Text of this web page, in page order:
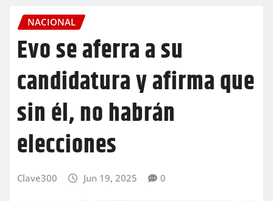
NACIONAL
Evo se aferra a su
candidatura y afirma que
sin él, no habrán
elecciones
Clave300 Jun 19, 2025 0